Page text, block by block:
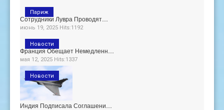
Сотрудники Лувра Проводят…
июнь 19, 2025 Hits:1192
Париж
Франция Обещает Немедленн…
мая 12, 2025 Hits:1337
Новости
Индия Подписала Соглашени…
Новости